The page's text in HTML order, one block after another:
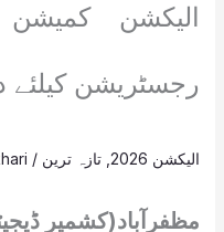
الیکشن
رجسٹریشن کیلئے
الیکشن 2026 , تازہ ترین /
مظفرآباد(کشمیر